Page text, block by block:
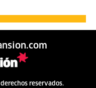
reservados.